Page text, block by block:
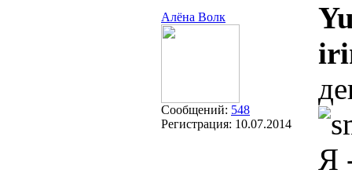
Алёна Волк
Сообщений: 548
Регистрация: 10.07.2014
Я